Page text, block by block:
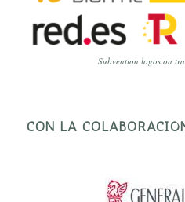
Subvention logos on
CON LA